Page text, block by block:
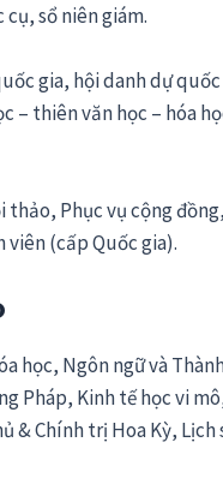
sổ niên giám.
gia, hội danh dự
thiên văn học – hóa
thảo, Phục vụ cộng
(cấp Quốc gia).
học, Ngôn ngữ và
Pháp, Kinh tế học vi
& Chính trị Hoa Kỳ, Lịch